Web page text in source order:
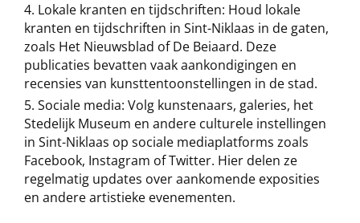
Lokale kranten en tijdschriften: Houd lokale
kranten en tijdschriften in Sint-Niklaas in de gaten,
zoals Het Nieuwsblad of De Beiaard. Deze
publicaties bevatten vaak aankondigingen en
recensies van kunsttentoonstellingen in de stad.
Sociale media: Volg kunstenaars, galeries, het
Stedelijk Museum en andere culturele instellingen
in Sint-Niklaas op sociale mediaplatforms zoals
Facebook, Instagram of Twitter. Hier delen ze
regelmatig updates over aankomende exposities
en andere artistieke evenementen.